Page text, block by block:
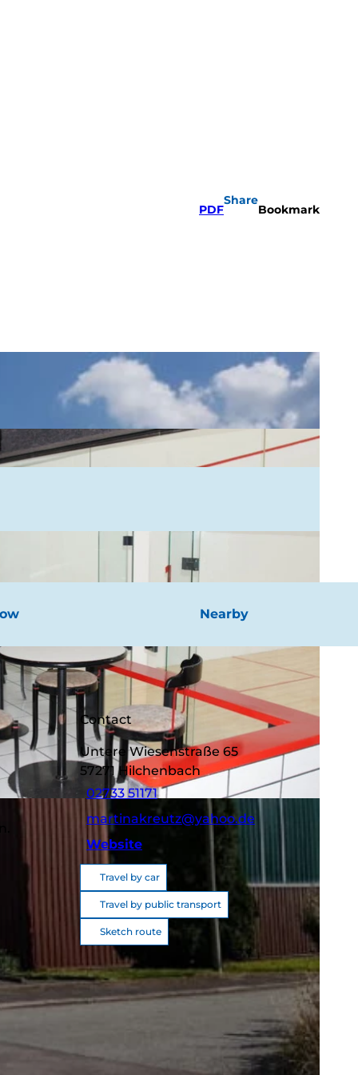
PDF
Share
Bookmark
Nearby
Contact
Untere Wiesenstraße 65
57271Hilchenbach
02733 51171
martinakreutz@yahoo.de
Website
Travel by car
Travel by public transport
Sketch route